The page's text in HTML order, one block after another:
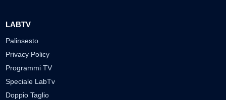
LABTV
Palinsesto
Privacy Policy
Programmi TV
Speciale LabTv
Doppio Taglio